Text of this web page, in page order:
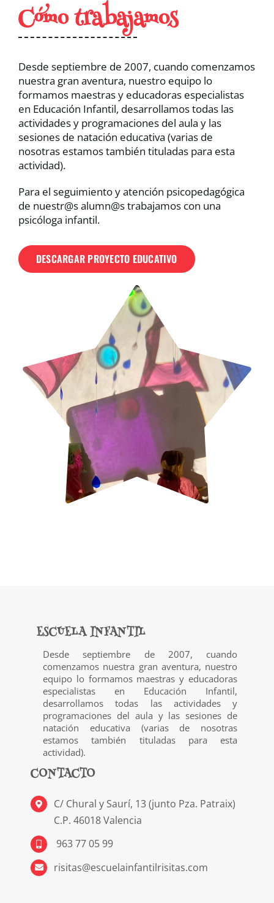
Cómo trabajamos
Desde septiembre de 2007, cuando comenzamos
nuestra gran aventura, nuestro equipo lo
formamos maestras y educadoras especialistas
en Educación Infantil, desarrollamos todas las
actividades y programaciones del aula y las
sesiones de natación educativa (varias de
nosotras estamos también tituladas para esta
actividad).
Para el seguimiento y atención psicopedagógica
de nuestr@s alumn@s trabajamos con una
psicóloga infantil.
DESCARGAR PROYECTO EDUCATIVO
ESCUELA INFANTIL
Desde septiembre de 2007, cuando
comenzamos nuestra gran aventura, nuestro
equipo lo formamos maestras y educadoras
especialistas en Educación Infantil,
desarrollamos todas las actividades y
programaciones del aula y las sesiones de
natación educativa (varias de nosotras
estamos también tituladas para esta
actividad).
CONTACTO
C/ Chural y Saurí, 13 (junto Pza. Patraix)
C.P. 46018 Valencia
963 77 05 99
risitas@escuelainfantilrisitas.com